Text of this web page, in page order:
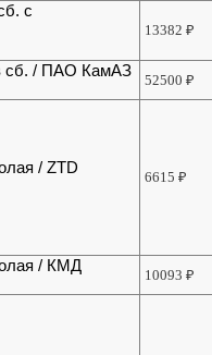
с
13382₽
сб. / ПАО КамАЗ
52500₽
/ ZTD
6615₽
/ КМД
10093₽